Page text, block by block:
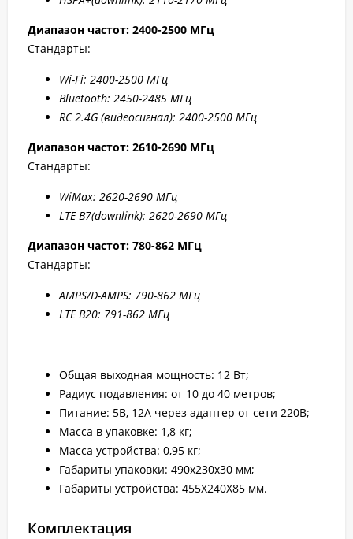
Диапазон частот: 2400-2500 МГц
Стандарты:
Wi-Fi: 2400-2500 МГц
Bluetooth: 2450-2485 МГц
RC 2.4G (видеосигнал): 2400-2500 МГц
Диапазон частот: 2610-2690 МГц
Стандарты:
WiMax: 2620-2690 МГц
LTE B7(downlink): 2620-2690 МГц
Диапазон частот: 780-862 МГц
Стандарты:
AMPS/D-AMPS: 790-862 МГц
LTE B20: 791-862 МГц
Общая выходная мощность: 12 Вт;
Радиус подавления: от 10 до 40 метров;
Питание: 5В, 12А через адаптер от сети 220В;
Масса в упаковке: 1,8 кг;
Масса устройства: 0,95 кг;
Габариты упаковки: 490х230х30 мм;
Габариты устройства: 455Х240Х85 мм.
Комплектация